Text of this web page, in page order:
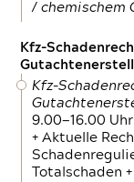
/ chemischem
Kfz-
Kfz-
9.00—16.00 Uhr
+ Aktuelle
Totalschaden